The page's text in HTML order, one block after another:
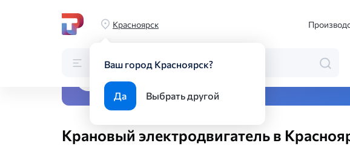
Красноярск
Ваш город Красноярск?
Да Выбрать другой
Каталог Поиск по каталогу
Главная Каталог
Все виды металлопроката —
Крановый электродвигатель в